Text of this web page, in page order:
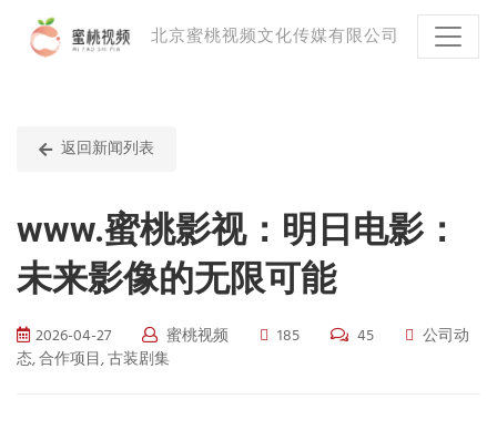
北京蜜桃视频文化传媒有限公司
返回新闻列表
www.蜜桃影视：明日电影：
未来影像的无限可能
2026-04-27 蜜桃视频 185 45
公司动
态, 合作项目, 古装剧集